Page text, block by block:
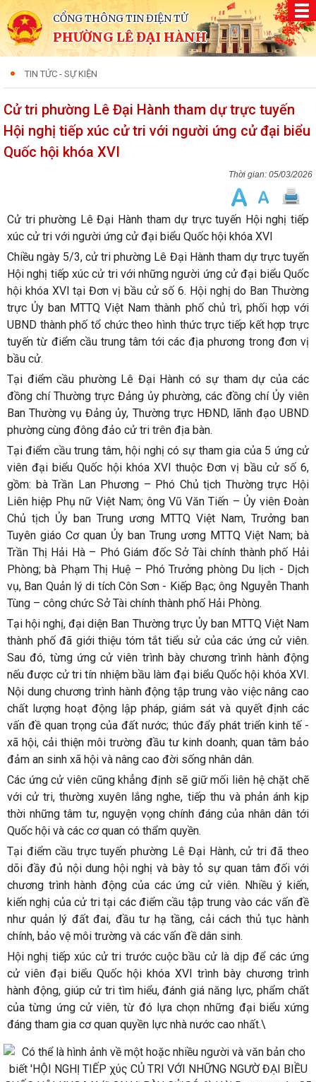
CỔNG THÔNG TIN ĐIỆN TỬ
PHƯỜNG LÊ ĐẠI HÀNH
TIN TỨC - SỰ KIỆN
Cử tri phường Lê Đại Hành tham dự trực tuyến
Hội nghị tiếp xúc cử tri với người ứng cử đại biểu
Quốc hội khóa XVI
05/03/2026
Cử tri phường Lê Đại Hành tham dự trực tuyến Hội nghị tiếp
xúc cử tri với người ứng cử đại biểu Quốc hội khóa XVI
Chiều ngày 5/3, cử tri phường Lê Đại Hành tham dự trực tuyến
Hội nghị tiếp xúc cử tri với những người ứng cử đại biểu Quốc
hội khóa XVI tại Đơn vị bầu cử số 6. Hội nghị do Ban Thường
trực Ủy ban MTTQ Việt Nam thành phố chủ trì, phối hợp với
UBND thành phố tổ chức theo hình thức trực tiếp kết hợp trực
tuyến từ điểm cầu trung tâm tới các địa phương trong đơn vị
bầu cử.
Tại điểm cầu phường Lê Đại Hành có sự tham dự của các
đồng chí Thường trực Đảng ủy phường, các đồng chí Ủy viên
Ban Thường vụ Đảng ủy, Thường trực HĐND, lãnh đạo UBND
phường cùng đông đảo cử tri trên địa bàn.
Tại điểm cầu trung tâm, hội nghị có sự tham gia của 5 ứng cử
viên đại biểu Quốc hội khóa XVI thuộc Đơn vị bầu cử số 6,
gồm: bà Trần Lan Phương – Phó Chủ tịch Thường trực Hội
Liên hiệp Phụ nữ Việt Nam; ông Vũ Văn Tiến – Ủy viên Đoàn
Chủ tịch Ủy ban Trung ương MTTQ Việt Nam, Trưởng ban
Tuyên giáo Cơ quan Ủy ban Trung ương MTTQ Việt Nam; bà
Trần Thị Hải Hà – Phó Giám đốc Sở Tài chính thành phố Hải
Phòng; bà Phạm Thị Huệ – Phó Trưởng phòng Du lịch - Dịch
vụ, Ban Quản lý di tích Côn Sơn - Kiếp Bạc; ông Nguyễn Thanh
Tùng – công chức Sở Tài chính thành phố Hải Phòng.
Tại hội nghị, đại diện Ban Thường trực Ủy ban MTTQ Việt Nam
thành phố đã giới thiệu tóm tắt tiểu sử của các ứng cử viên.
Sau đó, từng ứng cử viên trình bày chương trình hành động
nếu được cử tri tín nhiệm bầu làm đại biểu Quốc hội khóa XVI.
Nội dung chương trình hành động tập trung vào việc nâng cao
chất lượng hoạt động lập pháp, giám sát và quyết định các
vấn đề quan trọng của đất nước; thúc đẩy phát triển kinh tế -
xã hội, cải thiện môi trường đầu tư kinh doanh; quan tâm bảo
đảm an sinh xã hội và nâng cao đời sống nhân dân.
Các ứng cử viên cũng khẳng định sẽ giữ mối liên hệ chặt chẽ
với cử tri, thường xuyên lắng nghe, tiếp thu và phản ánh kịp
thời những tâm tư, nguyện vọng chính đáng của nhân dân tới
Quốc hội và các cơ quan có thẩm quyền.
Tại điểm cầu trực tuyến phường Lê Đại Hành, cử tri đã theo
dõi đầy đủ nội dung hội nghị và bày tỏ sự quan tâm đối với
chương trình hành động của các ứng cử viên. Nhiều ý kiến,
kiến nghị của cử tri tại các điểm cầu tập trung vào các vấn đề
như quản lý đất đai, đầu tư hạ tầng, cải cách thủ tục hành
chính, bảo vệ môi trường và các vấn đề dân sinh.
Hội nghị tiếp xúc cử tri trước cuộc bầu cử là dịp để các ứng
cử viên đại biểu Quốc hội khóa XVI trình bày chương trình
hành động, giúp cử tri tìm hiểu, đánh giá năng lực, phẩm chất
của từng ứng cử viên, từ đó lựa chọn những đại biểu xứng
đáng tham gia cơ quan quyền lực nhà nước cao nhất.\